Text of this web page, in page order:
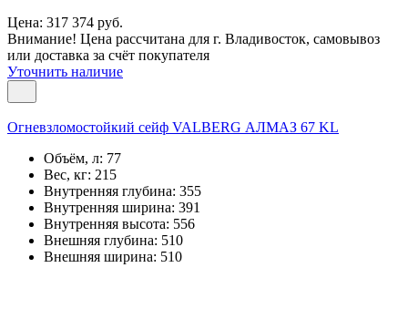
Цена: 317 374 руб.
Внимание! Цена рассчитана для г. Владивосток, самовывоз
или доставка за счёт покупателя
Уточнить наличие
Огневзломостойкий сейф VALBERG АЛМАЗ 67 KL
Объём, л: 77
Вес, кг: 215
Внутренняя глубина: 355
Внутренняя ширина: 391
Внутренняя высота: 556
Внешняя глубина: 510
Внешняя ширина: 510